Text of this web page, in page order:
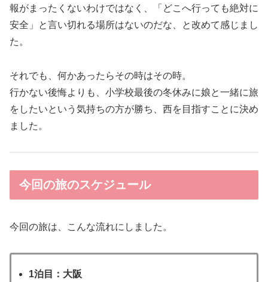
報がまったくないわけではなく、「どこへ行っても絶対に
安全」と言い切れる場所はないのだな、と改めて感じまし
た。
それでも、何かあったらその時はその時。
行かない後悔よりも、小学校最後の冬休みに娘と一緒に旅
をしたいという気持ちの方が勝ち、西を目指すことに決め
ました。
今回の旅のスケジュール
今回の旅は、こんな流れにしました。
1泊目：大阪